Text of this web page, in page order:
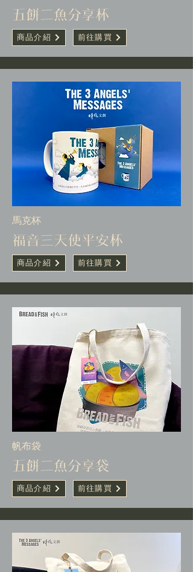
五餅二魚分享杯
商品介紹 前往購買
馬克杯
福音三天使平安杯
商品介紹 前往購買
帆布袋
五餅二魚分享袋
商品介紹 前往購買